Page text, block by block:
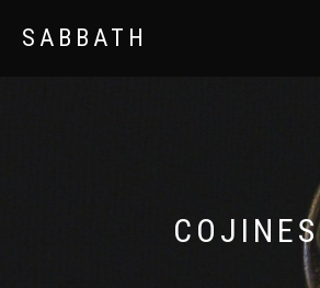
SABBATH
COJINES